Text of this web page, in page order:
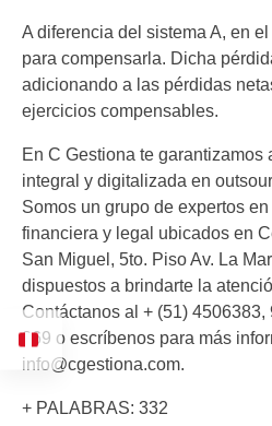
A diferencia del sistema A, en
para compensarla. Dicha
adicionando a las pérdidas
ejercicios compensables.
En C Gestiona te
integral y digitalizada en
Somos un grupo de expertos
financiera y legal ubicados en
San Miguel, 5to. Piso Av. La
dispuestos a brindarte la
Contáctanos al + (51)
269 o escríbenos para más
info@cgestiona.com.
+ PALABRAS: 332